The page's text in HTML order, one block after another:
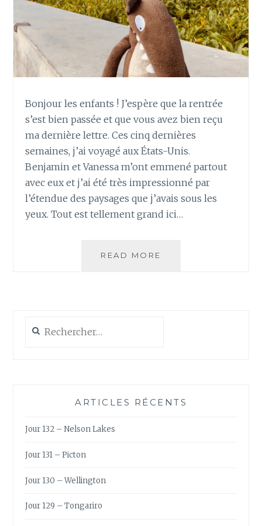
Bonjour les enfants ! J’espère que la rentrée
s’est bien passée et que vous avez bien reçu
ma dernière lettre. Ces cinq dernières
semaines, j’ai voyagé aux États-Unis.
Benjamin et Vanessa m’ont emmené partout
avec eux et j’ai été très impressionné par
l’étendue des paysages que j’avais sous les
yeux. Tout est tellement grand ici…
READ MORE
ARTICLES RÉCENTS
Jour 132 – Nelson Lakes
Jour 131 – Picton
Jour 130 – Wellington
Jour 129 – Tongariro